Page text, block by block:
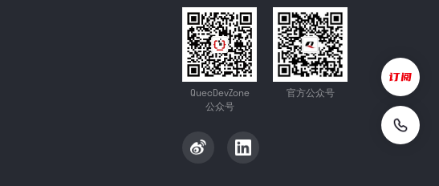
QuecDevZone
公众号
官方公众号